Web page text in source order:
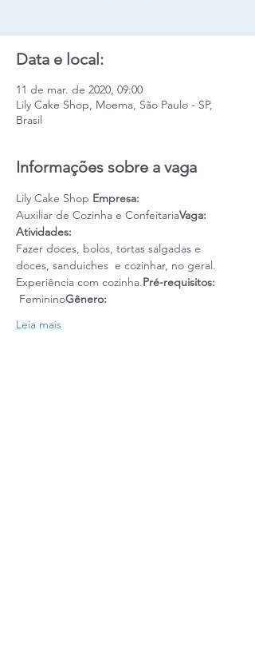
Data e local:
11 de mar. de 2020, 09:00
Lily Cake Shop, Moema, São Paulo - SP,
Brasil
Informações sobre a vaga
Lily Cake Shop Empresa:
Auxiliar de Cozinha e ConfeitariaVaga:
Atividades:
Fazer doces, bolos, tortas salgadas e
doces, sanduiches  e cozinhar, no geral.
Experiência com cozinha.Pré-requisitos:
FemininoGênero:
Leia mais